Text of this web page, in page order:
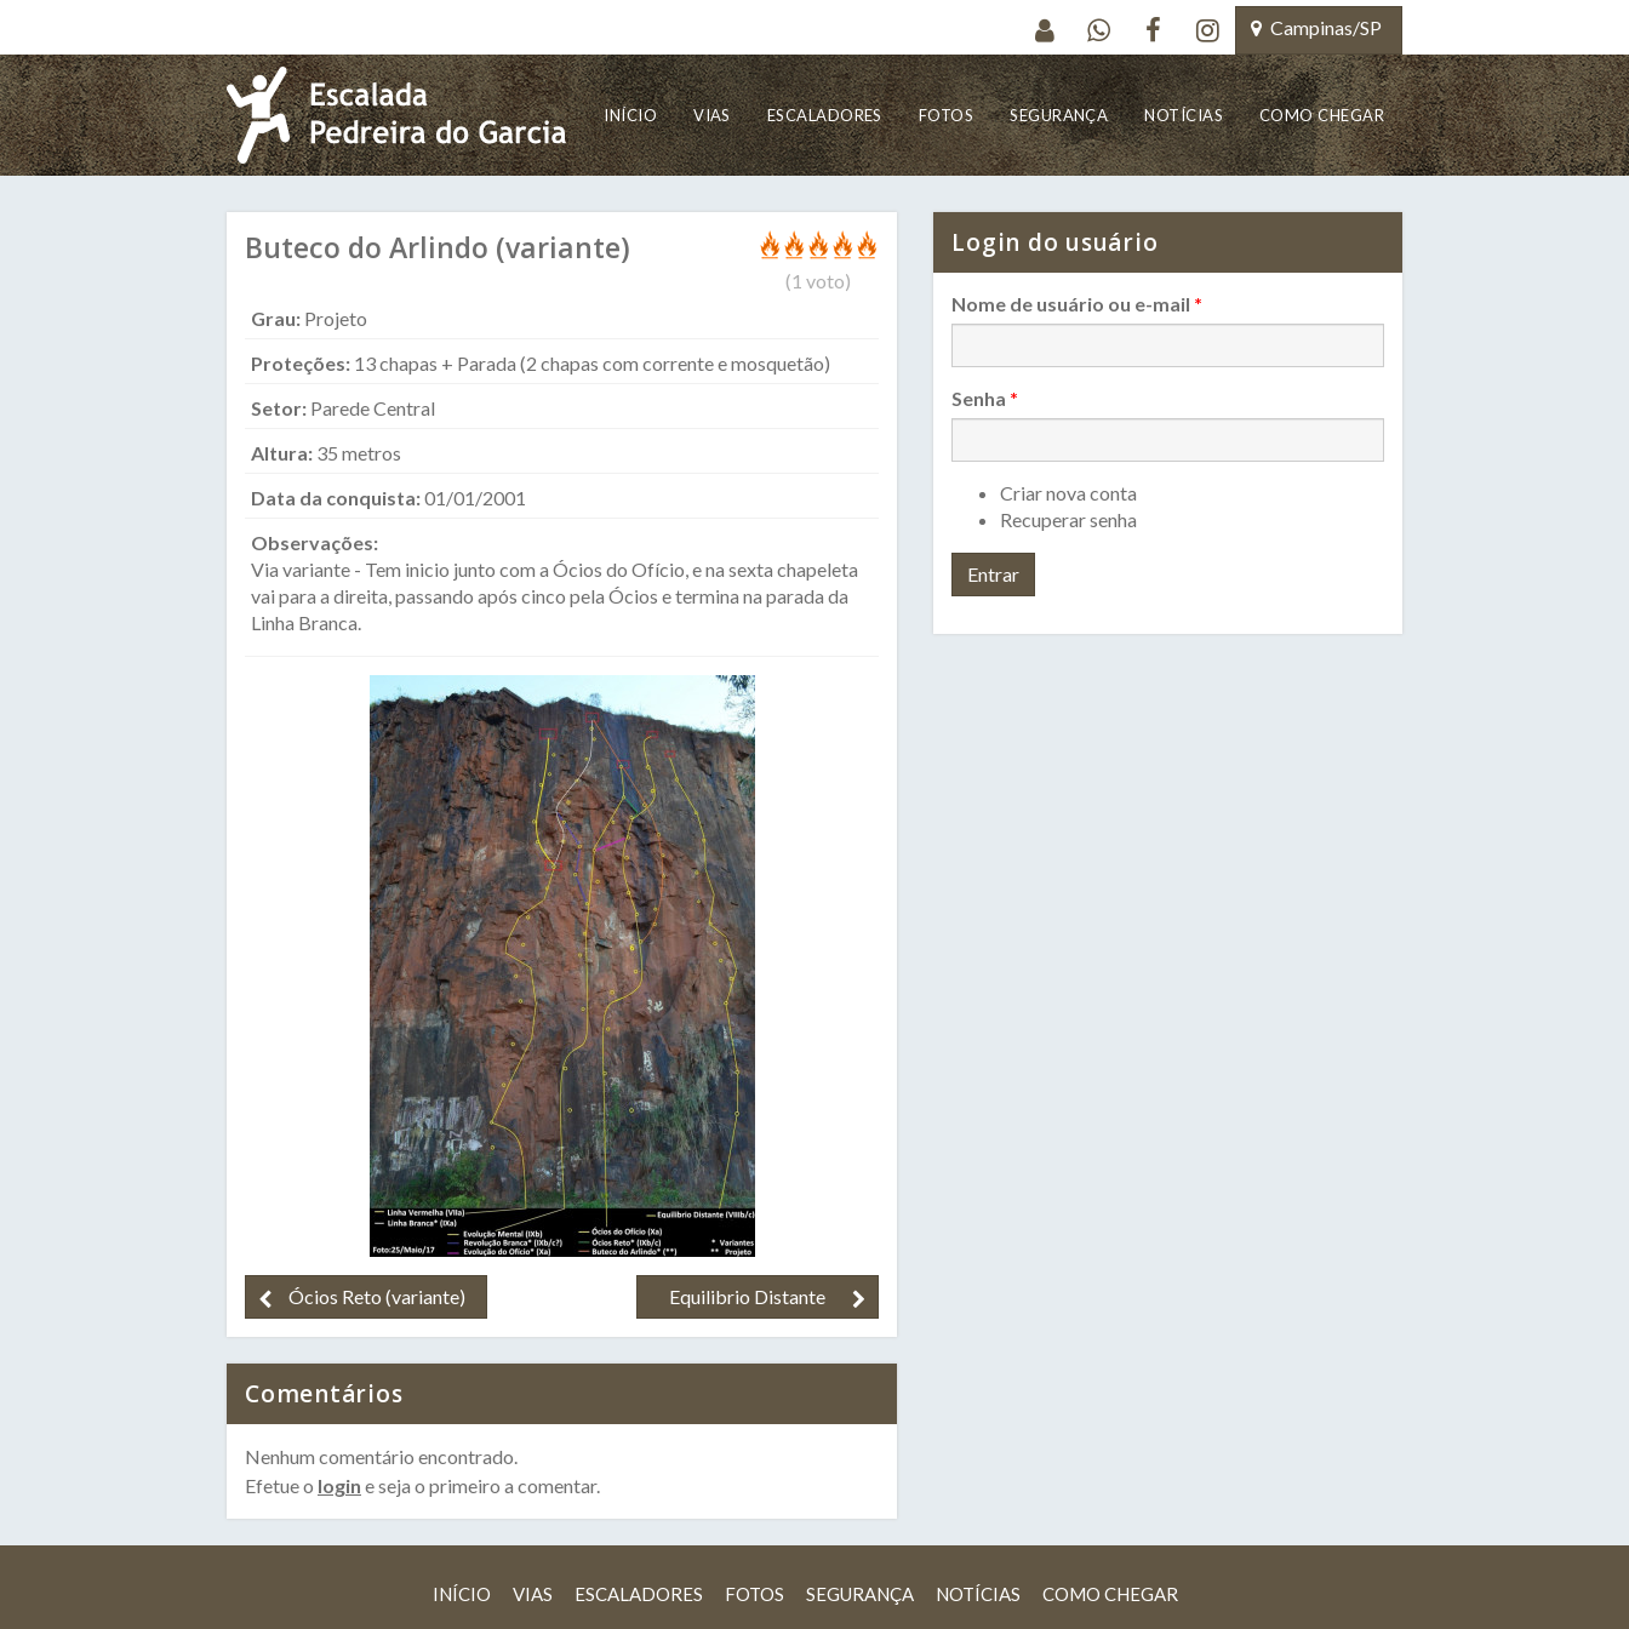
Campinas/SP
INÍCIO VIAS ESCALADORES FOTOS SEGURANÇA NOTÍCIAS COMO CHEGAR
Buteco do Arlindo (variante)
(1 voto)
Grau: Projeto
Proteções: 13 chapas + Parada (2 chapas com corrente e mosquetão)
Setor: Parede Central
Altura: 35 metros
Data da conquista:01/01/2001
Observações:
Via variante - Tem inicio junto com a Ócios do Ofício, e na sexta chapeleta
vai para a direita, passando após cinco pela Ócios e termina na parada da
Linha Branca.
Ócios Reto (variante) Equilibrio Distante
Comentários
Nenhum comentário encontrado.
Efetue o login e seja o primeiro a comentar.
Login do usuário
Nome de usuário ou e-mail *
Senha *
Criar nova conta
Recuperar senha
INÍCIO VIAS ESCALADORES FOTOS SEGURANÇA NOTÍCIAS COMO CHEGAR